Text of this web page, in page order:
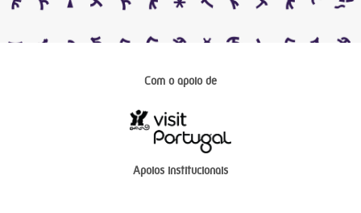
Com o apoio de
Apoios institucionais